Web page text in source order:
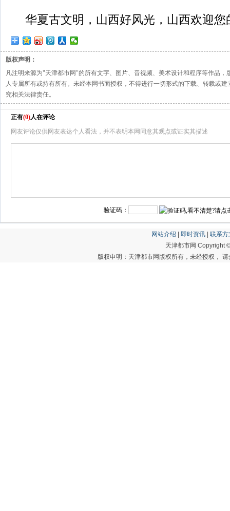
华夏古文明，山西好风光，山西欢迎您
版权声明：
凡注明来源为"天津都市网"的所有文字、图片、音视频、美术设计和程序等作品，
人专属所有或持有所有。未经本网书面授权，不得进行一切形式的下载、转载或
究相关法律责任。
正有(0)人在评论
网友评论仅供网友表达个人看法，并不表明本网同意其观点或证实其描述
验证码：
网站介绍 即时资讯
联系方
天津都市网 Copyright
版权申明：天津都市网版权所有，未经授权，